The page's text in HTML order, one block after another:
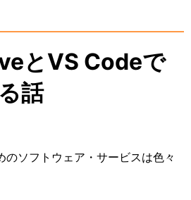
とVS Codeで
話
のソフトウェア・サービスは色々